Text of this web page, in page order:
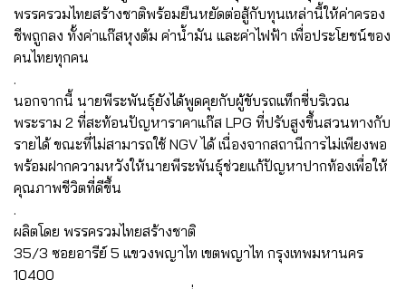
พรรครวมไทยสร้างชาติพร้อมยืนหยัดต่อสู้กับทุนเหล่านี้ให้ค่าครอง
ชีพถูกลง ทั้งค่าแก๊สหุงต้ม ค่าน้ำมัน และค่าไฟฟ้า เพื่อประโยชน์ของ
คนไทยทุกคน
.
นอกจากนี้ นายพีระพันธุ์ยังได้พูดคุยกับผู้ขับรถแท็กซี่บริเวณ
พระราม 2 ที่สะท้อนปัญหาราคาแก๊ส LPG ที่ปรับสูงขึ้นสวนทางกับ
รายได้ ขณะที่ไม่สามารถใช้ NGV ได้ เนื่องจากสถานีการไม่เพียงพอ
พร้อมฝากความหวังให้นายพีระพันธุ์ช่วยแก้ปัญหาปากท้องเพื่อให้
คุณภาพชีวิตที่ดีขึ้น
.
ผลิตโดย พรรครวมไทยสร้างชาติ
35/3 ซอยอารีย์ 5 แขวงพญาไท เขตพญาไท กรุงเทพมหานคร
10400